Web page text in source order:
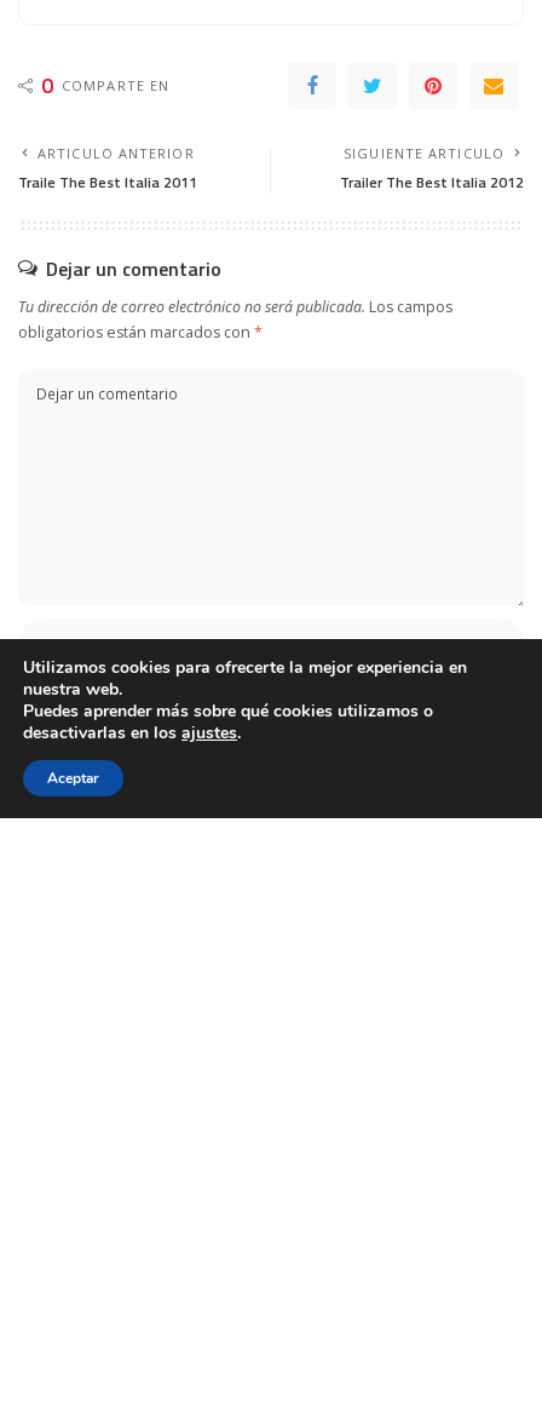
0 COMPARTE EN
ARTICULO ANTERIOR
Traile The Best Italia 2011
SIGUIENTE ARTICULO
Trailer The Best Italia 2012
Dejar un comentario
Tu dirección de correo electrónico no será publicada. Los campos
obligatorios están marcados con *
Utilizamos cookies para ofrecerte la mejor experiencia en
nuestra web.
Puedes aprender más sobre qué cookies utilizamos o
desactivarlas en los ajustes.
Aceptar